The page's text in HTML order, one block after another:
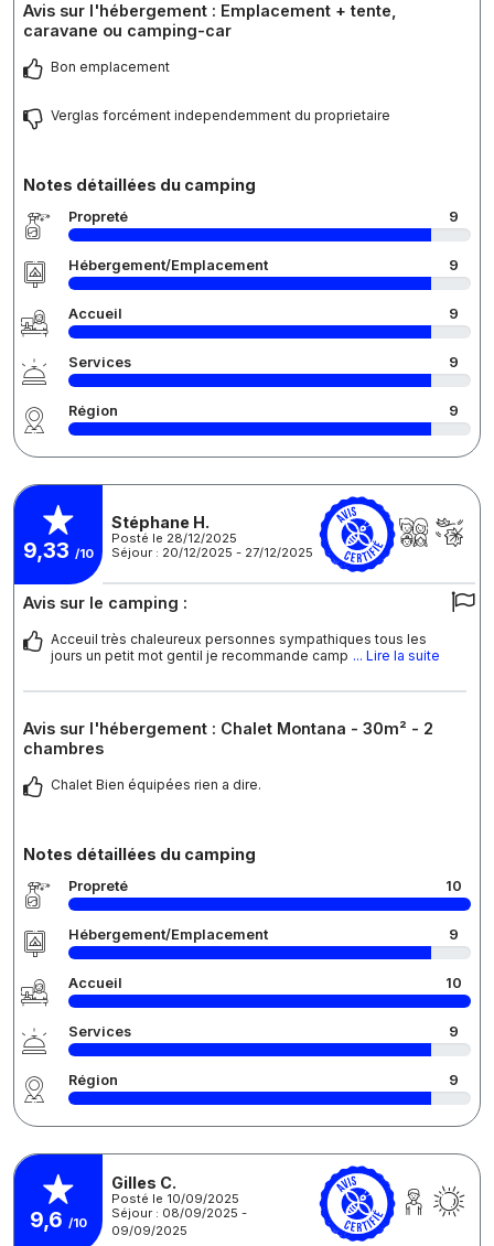
Avis sur l'hébergement : Emplacement + tente,
caravane ou camping-car
Bon emplacement
Verglas forcément independemment du proprietaire
Notes détaillées du camping
Propreté 9
Hébergement/Emplacement 9
Accueil 9
Services 9
Région 9
9,33 /10
Stéphane H.
Posté le 28/12/2025
Séjour : 20/12/2025 - 27/12/2025
Avis sur le camping :
Acceuil très chaleureux personnes sympathiques tous les
jours un petit mot gentil je recommande camp ... Lire la suite
Avis sur l'hébergement : Chalet Montana - 30m² - 2
chambres
Chalet Bien équipées rien a dire.
Notes détaillées du camping
Propreté 10
Hébergement/Emplacement 9
Accueil 10
Services 9
Région 9
9,6 /10
Gilles C.
Posté le 10/09/2025
Séjour : 08/09/2025 -
09/09/2025